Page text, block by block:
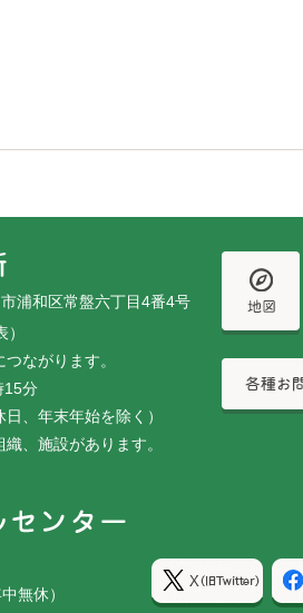
浦和区常盤六丁目4番4号
）
ながります。
15分
、年末年始を除く）
、施設があります。
無休）